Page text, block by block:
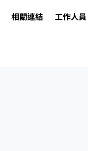
相關連結 工作人員